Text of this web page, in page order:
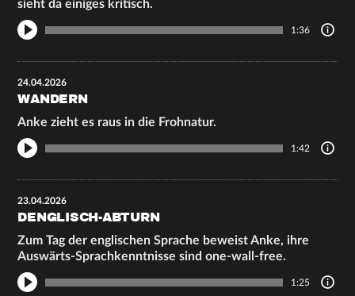
sieht da einiges kritisch.
1:36
24.04.2026
WANDERN
Anke zieht es raus in die Frohnatur.
1:42
23.04.2026
DENGLISCH-ABTURN
Zum Tag der englischen Sprache beweist Anke, ihre
Auswärts-Sprachkenntnisse sind one-wall-free.
1:25